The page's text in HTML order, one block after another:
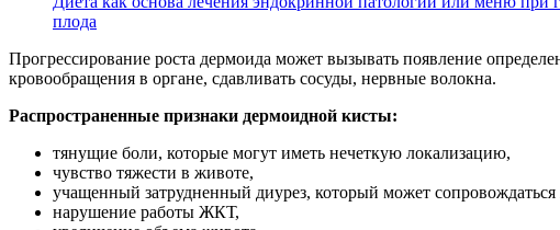
плода
Прогрессирование роста дермоида может вызывать появление
кровообращения в органе, сдавливать сосуды, нервные волокна.
Распространенные признаки дермоидной кисты:
тянущие боли, которые могут иметь нечеткую локализацию,
чувство тяжести в животе,
учащенный затрудненный диурез, который может
нарушение работы ЖКТ,